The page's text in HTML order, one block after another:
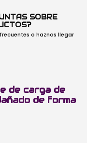
SOBRE
o haznos llegar
de carga de
de forma